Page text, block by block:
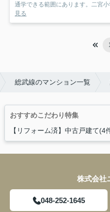
通学できる範囲にあります。二宮
見る
総武線のマンション一覧
おすすめこだわり特集
【リフォーム済】中古戸建て(4
株式会社
048-252-1645